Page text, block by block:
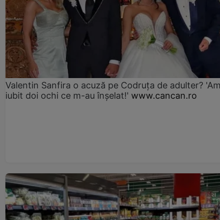
Valentin Sanfira o acuză pe Codruța de adulter?
iubit doi ochi ce m-au înșelat!' www.cancan.ro